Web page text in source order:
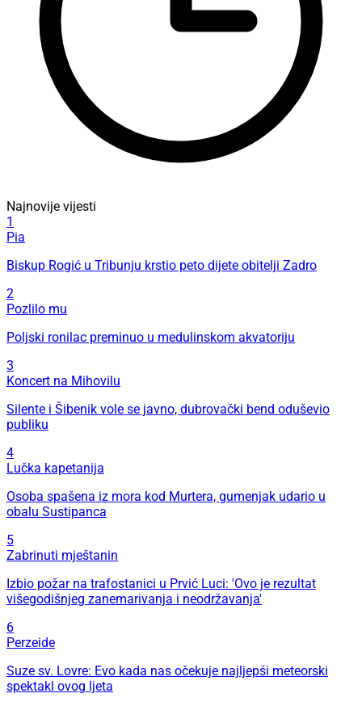
Najnovije vijesti
1
Pia
Biskup Rogić u Tribunju krstio peto dijete obitelji Zadro
2
Pozlilo mu
Poljski ronilac preminuo u medulinskom akvatoriju
3
Koncert na Mihovilu
Silente i Šibenik vole se javno, dubrovački bend oduševio
publiku
4
Lučka kapetanija
Osoba spašena iz mora kod Murtera, gumenjak udario u
obalu Sustipanca
5
Zabrinuti mještanin
Izbio požar na trafostanici u Prvić Luci: 'Ovo je rezultat
višegodišnjeg zanemarivanja i neodržavanja'
6
Perzeide
Suze sv. Lovre: Evo kada nas očekuje najljepši meteorski
spektakl ovog ljeta